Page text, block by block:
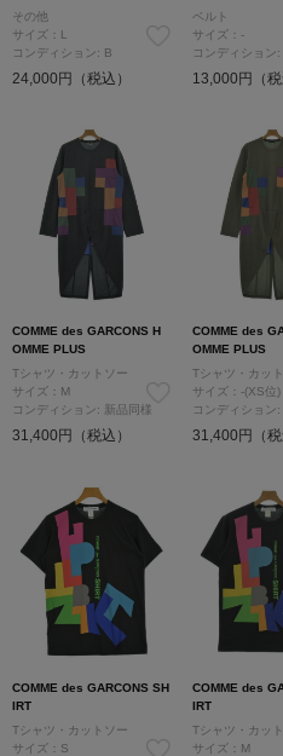
その他
サイズ：L
コンディション: B
24,000円（税込）
ベルト
サイズ：-
コンディション:
13,000円（税
COMME des GARCONS H
OMME PLUS
Tシャツ・カットソー
サイズ：M
コンディション: 新品同様
31,400円（税込）
COMME des
OMME PLUS
Tシャツ・カッ
サイズ：-(XS位)
コンディション
31,400円（税
COMME des GARCONS SH
IRT
Tシャツ・カットソー
サイズ：S
COMME des
IRT
Tシャツ・カッ
サイズ：M